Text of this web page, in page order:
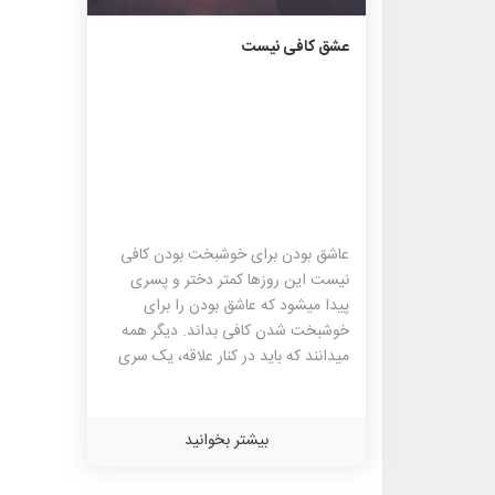
دهید. در ادامه برخی از این مهارت ها به
عنوان مهارت زندگی آورده شده است.
عشق کافی نیست
عاشق بودن برای خوشبخت بودن کافی
نیست این روزها کمتر دختر و پسری
پیدا میشود که عاشق بودن را برای
خوشبخت شدن کافی بداند. دیگر همه
میدانند که باید در کنار علاقه، یک سری
ازدواج یکی از مهمترین تصمیم هایی
است که نقطه عطف زندگی دختر و
بیشتر بخوانید